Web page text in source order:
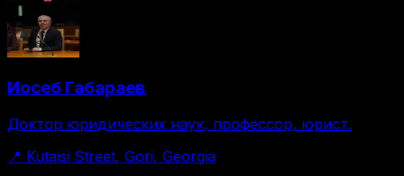
Иосеб Габараев
Доктор юридических наук, профессор, юрист.
📍 Kutaisi Street, Gori, Georgia